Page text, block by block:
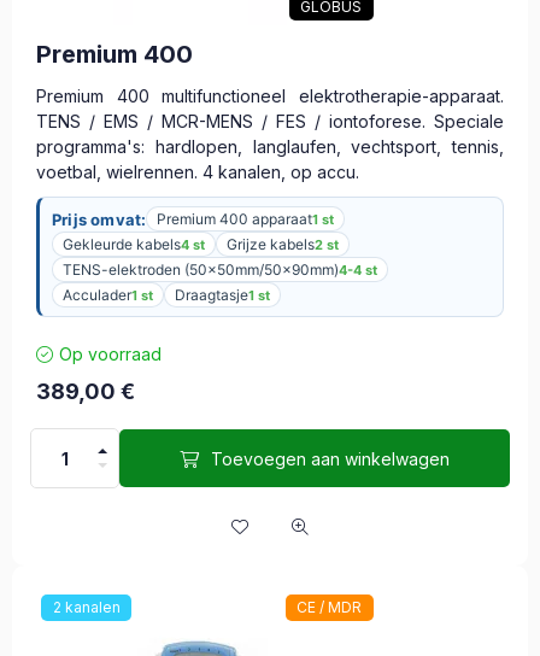
GLOBUS
Premium 400
Premium 400 multifunctioneel elektrotherapie-apparaat.
TENS / EMS / MCR-MENS / FES / iontoforese. Speciale
programma's: hardlopen, langlaufen, vechtsport, tennis,
voetbal, wielrennen. 4 kanalen, op accu.
Prijs omvat: Premium 400 apparaat1 st
Gekleurde kabels4 st Grijze kabels2 st
TENS-elektroden (50x50mm/50x90mm)4-4 st
Acculader1 st Draagtasje1 st
Op voorraad
389,00 €
Toevoegen aan winkelwagen
2 kanalen CE / MDR